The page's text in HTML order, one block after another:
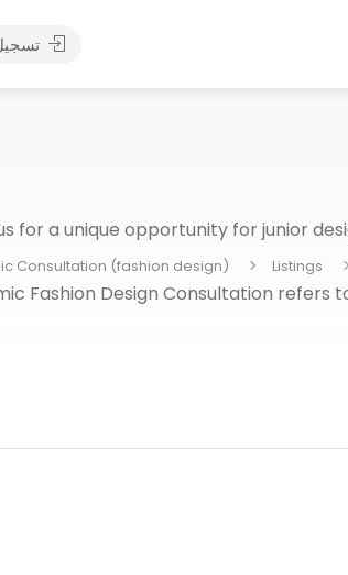
for a unique opportunity for junior
Fashion Design Consultation
Listings
Consultation (fashion design)